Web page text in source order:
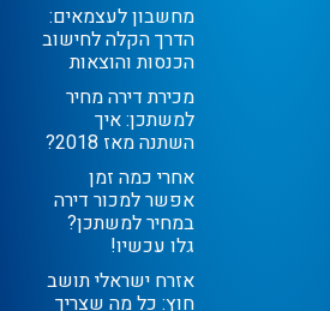
מחשבון לעצמאים:
הדרך הקלה לחישוב
הכנסות והוצאות
מכירת דירה מחיר
למשתכן: איך
השתנה מאז 2018?
אחרי כמה זמן
אפשר למכור דירה
במחיר למשתכן?
גלו עכשיו!
אזרח ישראלי תושב
חוץ: כל מה שצריך